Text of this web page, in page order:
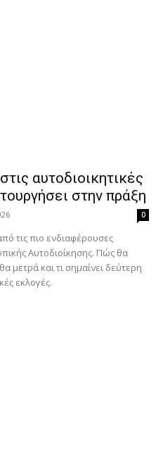
αυτοδιοικητικές
στην πράξη
0
τις πιο ενδιαφέρουσες
Αυτοδιοίκησης. Πώς θα
μετρά και τι σημαίνει δεύτερη
εκλογές.